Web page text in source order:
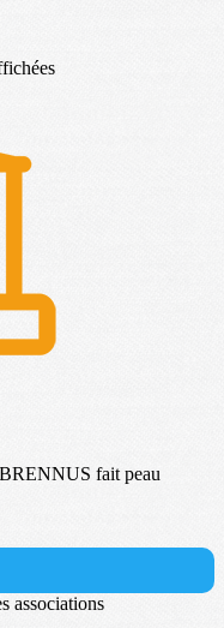
fait peau
associations